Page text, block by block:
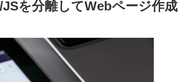
JSを分離してWebページ作成